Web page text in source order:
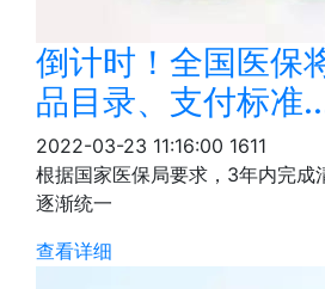
倒计时！全国医保
品目录、支付标准
2022-03-23 11:16:00 1611
根据国家医保局要求，3年内完成
逐渐统一
查看详细